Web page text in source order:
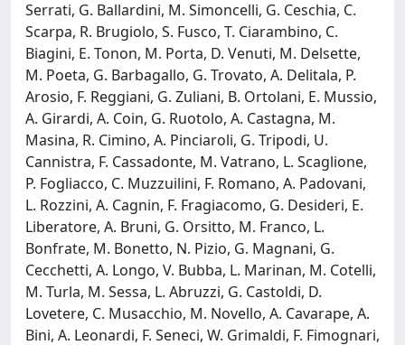
Serrati, G. Ballardini, M. Simoncelli, G. Ceschia, C.
Scarpa, R. Brugiolo, S. Fusco, T. Ciarambino, C.
Biagini, E. Tonon, M. Porta, D. Venuti, M. Delsette,
M. Poeta, G. Barbagallo, G. Trovato, A. Delitala, P.
Arosio, F. Reggiani, G. Zuliani, B. Ortolani, E. Mussio,
A. Girardi, A. Coin, G. Ruotolo, A. Castagna, M.
Masina, R. Cimino, A. Pinciaroli, G. Tripodi, U.
Cannistra, F. Cassadonte, M. Vatrano, L. Scaglione,
P. Fogliacco, C. Muzzuilini, F. Romano, A. Padovani,
L. Rozzini, A. Cagnin, F. Fragiacomo, G. Desideri, E.
Liberatore, A. Bruni, G. Orsitto, M. Franco, L.
Bonfrate, M. Bonetto, N. Pizio, G. Magnani, G.
Cecchetti, A. Longo, V. Bubba, L. Marinan, M. Cotelli,
M. Turla, M. Sessa, L. Abruzzi, G. Castoldi, D.
Lovetere, C. Musacchio, M. Novello, A. Cavarape, A.
Bini, A. Leonardi, F. Seneci, W. Grimaldi, F. Fimognari,